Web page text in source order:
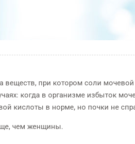
веществ, при котором соли
когда в организме избыток
кислоты в норме, но почки не
чем женщины.